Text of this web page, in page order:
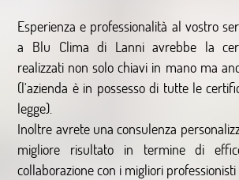
Esperienza e professionalità al vostro
a Blu Clima di Lanni avrebbe la
realizzati non solo chiavi in mano ma
(l'azienda è in possesso di tutte le
legge).
Inoltre avrete una consulenza
migliore risultato in termine di
collaborazione con i migliori